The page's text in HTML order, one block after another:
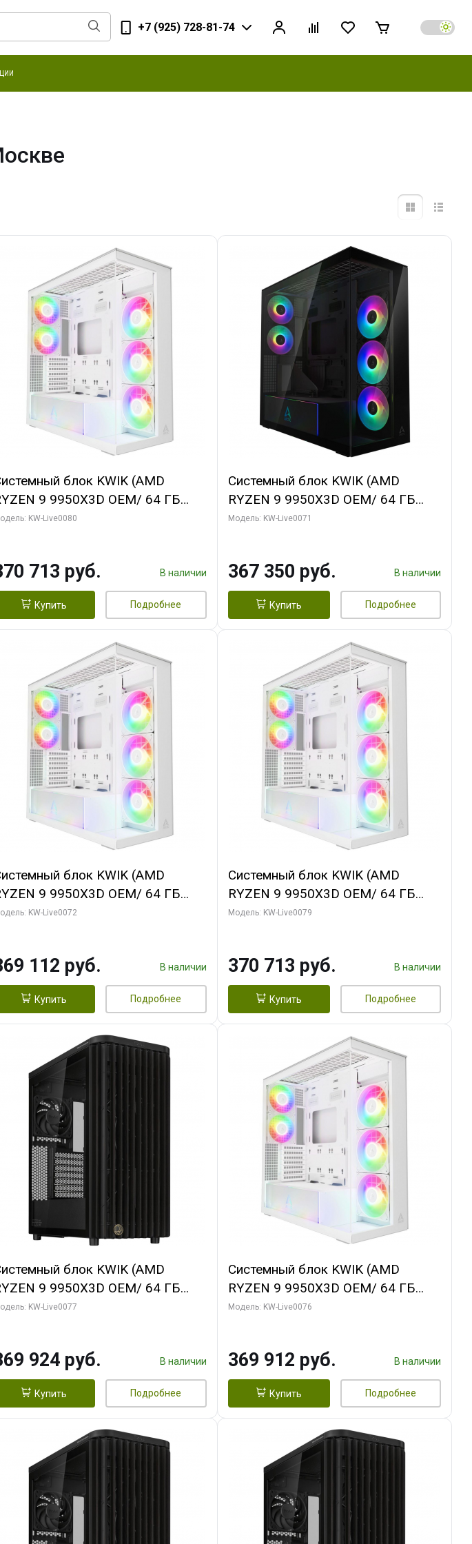
+7 (925) 728-81-74
блок KWIK (AMD
9 9950X3D OEM/ 64 ГБ
Palit RTX5080 INFINITY 3 OC
KW-Live0080
713 руб. В наличии
Купить Подробнее
Системный блок KWIK (AMD
RYZEN 9 9950X3D OEM/ 64 ГБ
ОЗУ/ Palit RTX5080 GAMINGPRO
Модель: KW-Live0071
367 350 руб. В наличии
Купить Подробнее
блок KWIK (AMD
9 9950X3D OEM/ 64 ГБ
MSI RTX5080 VENTUS 3X
KW-Live0072
112 руб. В наличии
Купить Подробнее
Системный блок KWIK (AMD
RYZEN 9 9950X3D OEM/ 64 ГБ
ОЗУ/ MSI RTX5080 SHADOW 3X OC
Модель: KW-Live0079
370 713 руб. В наличии
Купить Подробнее
блок KWIK (AMD
9 9950X3D OEM/ 64 ГБ
Gigabyte RTX5080
KW-Live0077
924 руб. В наличии
Купить Подробнее
Системный блок KWIK (AMD
RYZEN 9 9950X3D OEM/ 64 ГБ
ОЗУ/ Gigabyte RTX5080
Модель: KW-Live0076
369 912 руб. В наличии
Купить Подробнее